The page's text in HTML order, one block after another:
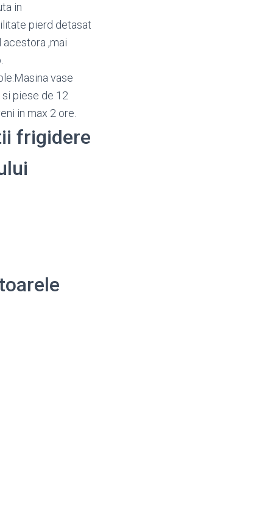
in
pierd detasat
,mai
vase
piese de 12
in max 2 ore.
frigidere